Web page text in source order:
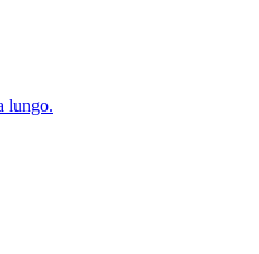
lungo.